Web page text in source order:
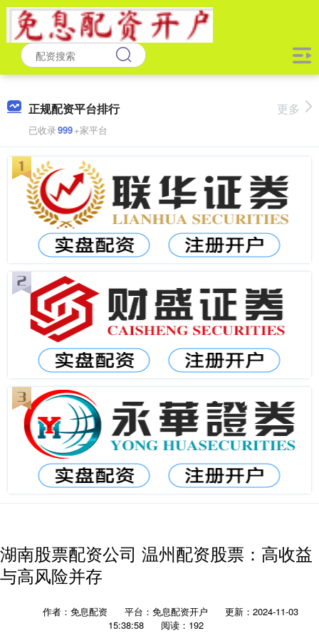
正规配资平台排行
已收录999+家平台
更多
湖南股票配资公司 温州配资股票：高收益
与高风险并存
作者：免息配资 平台：免息配资开户
更新：2024-11-03
15:38:58
阅读：192